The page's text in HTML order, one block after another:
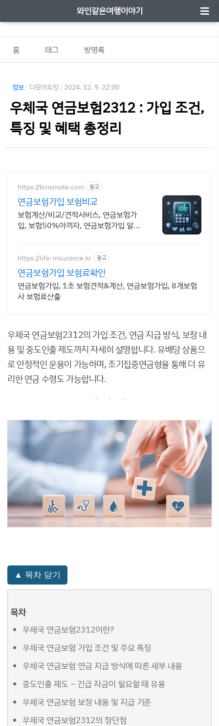
와인같은여행이야기
홈 태그 방명록
정보 / 다모아두잇 / 2024. 12. 9. 22:00
우체국 연금보험2312 : 가입 조건,
특징 및 혜택 총정리
https://binsmate.com 광고
연금보험가입 보험비교
보험계산/비교/견적서비스, 연금보험가
입, 보험50%아끼자, 연금보험가입 알뜰
https://life-insurance.kr 광고
연금보험가입 보험료확인
연금보험가입, 1초 보험견적&계산, 연금보험가입, 8개보험
사 보험료산출
우체국 연금보험2312의 가입 조건, 연금 지급 방식, 보장 내
용 및 중도인출 제도까지 자세히 설명합니다. 유배당 상품으
로 안정적인 운용이 가능하며, 조기집중연금형을 통해 더 유
리한 연금 수령도 가능합니다.
▲ 목차 닫기
목차
우체국 연금보험2312이란?
우체국 연금보험 가입 조건 및 주요 특징
우체국 연금보험 연금 지급 방식에 따른 세부 내용
중도인출 제도 – 긴급 자금이 필요할 때 유용
우체국 연금보험 보장 내용 및 지급 기준
우체국 연금보험2312의 장단점